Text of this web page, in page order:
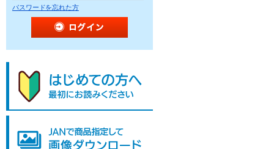
パスワードを忘れた方